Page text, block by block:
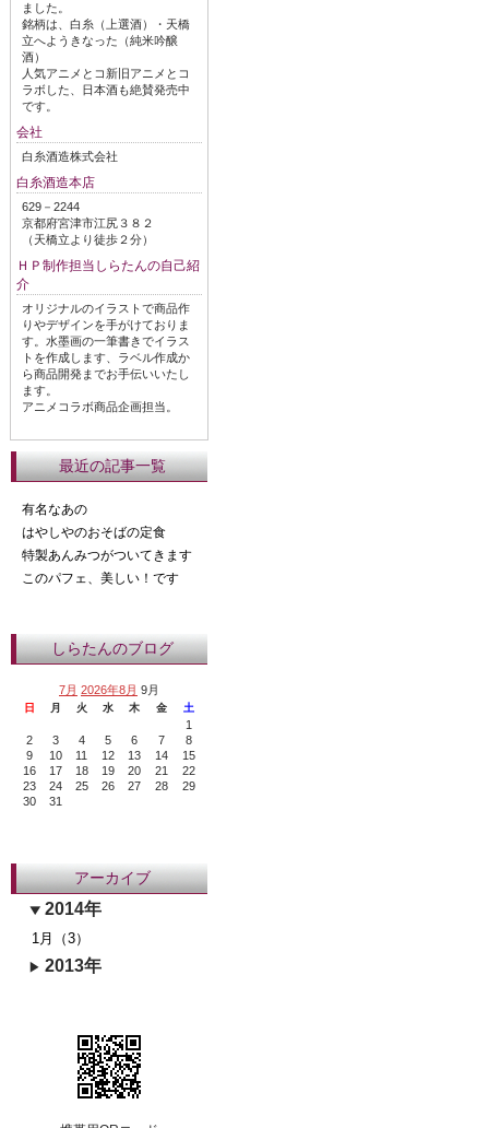
ました。
銘柄は、白糸（上選酒）・天橋
立へようきなった（純米吟醸
酒）
人気アニメとコ新旧アニメとコ
ラボした、日本酒も絶賛発売中
です。
会社
白糸酒造株式会社
白糸酒造本店
629－2244
京都府宮津市江尻３８２
（天橋立より徒歩２分）
ＨＰ制作担当しらたんの自己紹
介
オリジナルのイラストで商品作
りやデザインを手がけておりま
す。水墨画の一筆書きでイラス
トを作成します、ラベル作成か
ら商品開発までお手伝いいたし
ます。
アニメコラボ商品企画担当。
最近の記事一覧
有名なあの
はやしやのおそばの定食
特製あんみつがついてきます
このパフェ、美しい！です
しらたんのブログ
7月 2026年8月 9月
日 月 火 水 木 金 土
1
2
3 4 5 6 7
8
9
10 11 12 13 14
15
16
17 18 19 20 21
22
23
24 25 26 27 28
29
30
31
アーカイブ
2014年
1月（3）
2013年